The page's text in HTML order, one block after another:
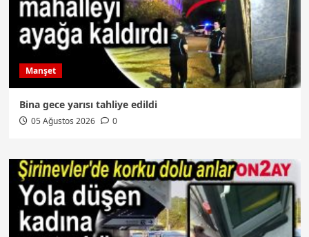
Manşet
Bina gece yarısı tahliye edildi
05 Ağustos 2026 0